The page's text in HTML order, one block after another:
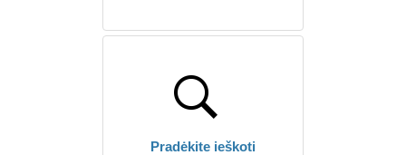
Pradėkite ieškoti